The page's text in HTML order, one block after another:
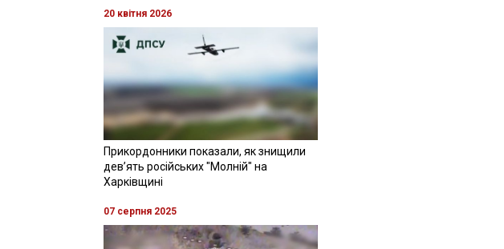
20 квітня 2026
Прикордонники показали, як знищили
девʼять російських "Молній" на
Харківщині
07 серпня 2025